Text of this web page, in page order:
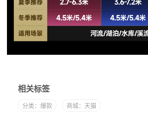
相关标签
分类：爆款 商城：天猫